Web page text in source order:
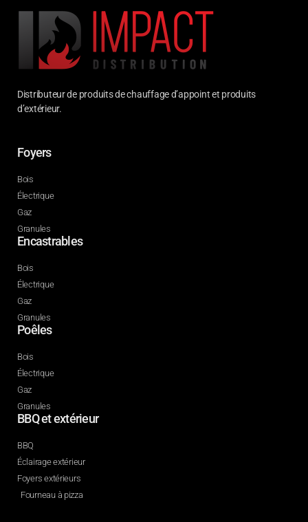
Distributeur de produits de chauffage d’appoint et produits
d’extérieur.
Foyers
Bois
Électrique
Gaz
Granules
Encastrables
Bois
Électrique
Gaz
Granules
Poêles
Bois
Électrique
Gaz
Granules
BBQ et extérieur
BBQ
Éclairage extérieur
Foyers extérieurs
Fourneau à pizza